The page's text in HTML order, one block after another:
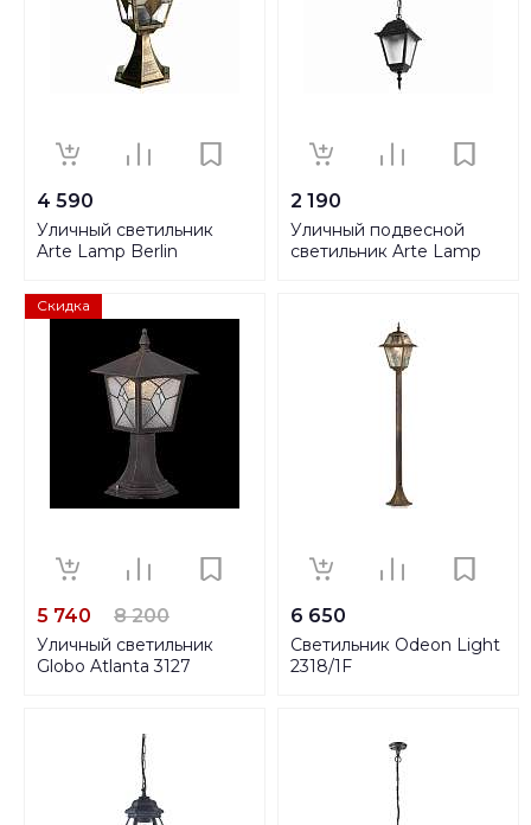
4 590
Уличный светильник
Arte Lamp Berlin
2 190
Уличный подвесной
светильник Arte Lamp
Скидка
5 740 8 200
Уличный светильник
Globo Atlanta 3127
6 650
Светильник Odeon Light
2318/1F